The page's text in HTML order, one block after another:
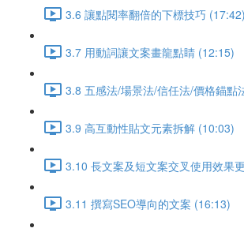
3.6 讓點閱率翻倍的下標技巧 (17:42)
3.7 用動詞讓文案畫龍點睛 (12:15)
3.8 五感法/場景法/信任法/價格錨點
3.9 高互動性貼文元素拆解 (10:03)
3.10 長文案及短文案交叉使用效果
3.11 撰寫SEO導向的文案 (16:13)